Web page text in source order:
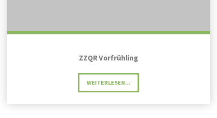
ZZQR Vorfrühling
WEITERLESEN..."ZZQR
VORFRÜHLING"